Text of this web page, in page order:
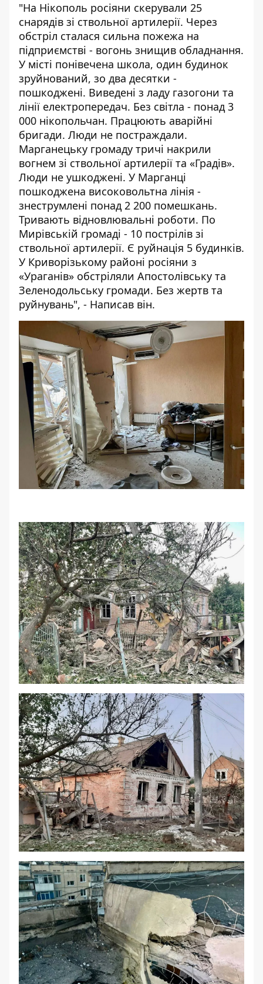
"На Нікополь росіяни скерували 25
снарядів зі ствольної артилерії. Через
обстріл сталася сильна пожежа на
підприємстві - вогонь знищив обладнання.
У місті понівечена школа, один будинок
зруйнований, зо два десятки -
пошкоджені. Виведені з ладу газогони та
лінії електропередач. Без світла - понад 3
000 нікопольчан. Працюють аварійні
бригади. Люди не постраждали.
Марганецьку громаду тричі накрили
вогнем зі ствольної артилерії та «Градів».
Люди не ушкоджені. У Марганці
пошкоджена високовольтна лінія -
знеструмлені понад 2 200 помешкань.
Тривають відновлювальні роботи. По
Мирівській громаді - 10 пострілів зі
ствольної артилерії. Є руйнація 5 будинків.
У Криворізькому районі росіяни з
«Ураганів» обстріляли Апостолівську та
Зеленодольську громади. Без жертв та
руйнувань", - Написав він.